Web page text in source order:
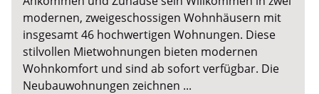
modernen, zweigeschossigen Wohnhäusern mit
insgesamt 46 hochwertigen Wohnungen. Diese
stilvollen Mietwohnungen bieten modernen
Wohnkomfort und sind ab sofort verfügbar. Die
Neubauwohnungen zeichnen ...